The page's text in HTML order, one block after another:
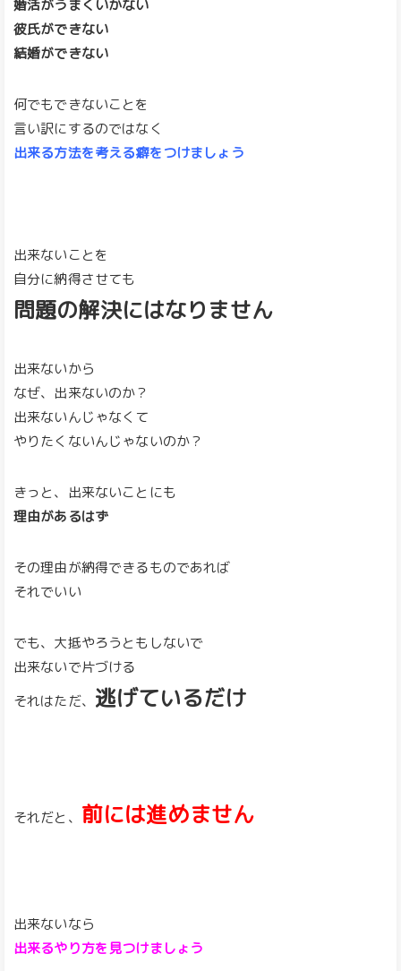
婚活がうまくいかない
彼氏ができない
結婚ができない
何でもできないことを
言い訳にするのではなく
出来る方法を考える癖をつけましょう
出来ないことを
自分に納得させても
問題の解決にはなりません
出来ないから
なぜ、出来ないのか？
出来ないんじゃなくて
やりたくないんじゃないのか？
きっと、出来ないことにも
理由があるはず
その理由が納得できるものであれば
それでいい
でも、大抵やろうともしないで
出来ないで片づける
それはただ、 逃げているだけ
それだと、 前には進めません
出来ないなら
出来るやり方を見つけましょう